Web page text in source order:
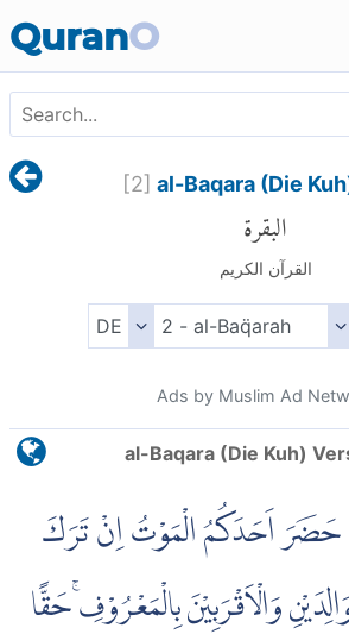
QuranO
[2] al-Baqara (Die
البقرة
القرآن الكريم
Ads by Muslim Ad
al-Baqara (Die Kuh)
حَضَرَ اَحَدَكُمُ الْمَوْتُ اِنْ تَرَكَ
وَالْاَقْرَبِيْنَ بِالْمَعْرُوْفِۚ حَقًّا